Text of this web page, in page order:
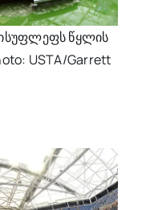
წყლის
USTA/Garrett